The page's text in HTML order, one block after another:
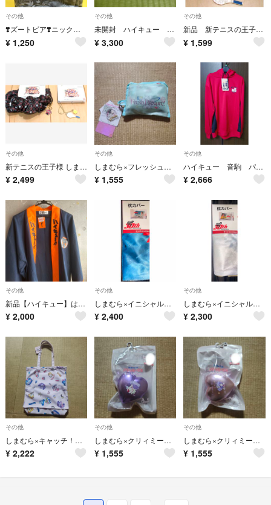
その他
❣️ズートピア❣️ニック＆ジュディ アームカバー ロング丈５５㎝ しまむら
¥ 1,250
その他
未開封 ハイキュー しまむら しまだマート セット 送料込
¥ 3,300
その他
新品 新テニスの王子様 しまむら コラボ ネックレス ラケット テニスボール
¥ 1,599
その他
新テニスの王子様 しまむら シュシュ ネックレス ２点 ラケット テニスボール
¥ 2,499
その他
しまむら×フレッシュプリキュア アクリルチャーム付きエコバッグ
¥ 1,555
その他
ハイキュー 音駒 パーカー しまむら
¥ 2,666
その他
新品【ハイキュー】はっぴ
¥ 2,000
その他
しまむら×イニシャルD コラボ 枕カバー 43x63cm FC3S 涼介ver
¥ 2,400
その他
しまむら×イニシャルD コラボ 枕カバー 43x63cm FD3S 啓介ver
¥ 2,300
その他
しまむら×キャッチ！ティニピン トートバッグ
¥ 2,222
その他
しまむら×クリィミーマミ ハートブラシ②
¥ 1,555
その他
しまむら×クリィミーマミ ハートブラシ①
¥ 1,555